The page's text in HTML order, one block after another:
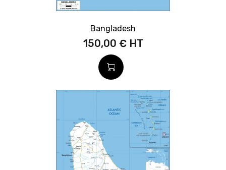
Bangladesh
150,00 €